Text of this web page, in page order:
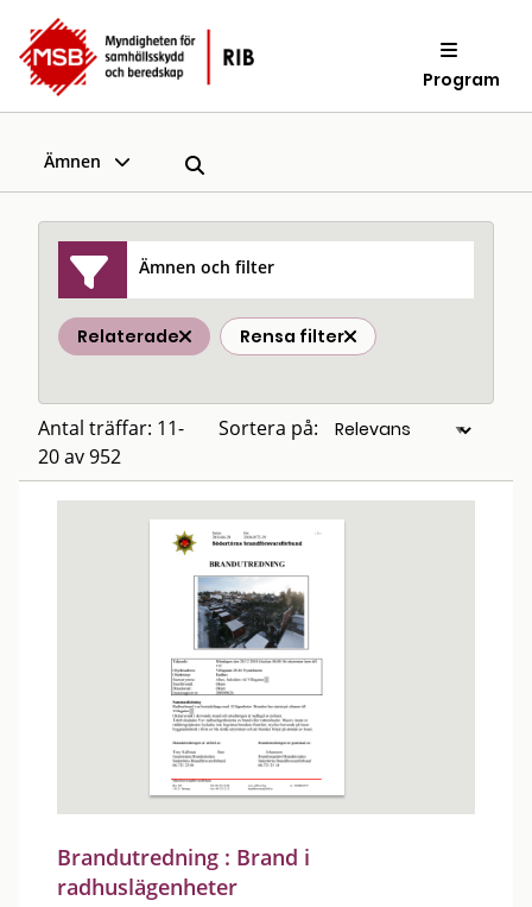
Program
Ämnen
Ämnen och filter
Relaterade Rensa filter
Antal träffar: 11-
20 av 952
Sortera på:
Brandutredning : Brand i
radhuslägenheter